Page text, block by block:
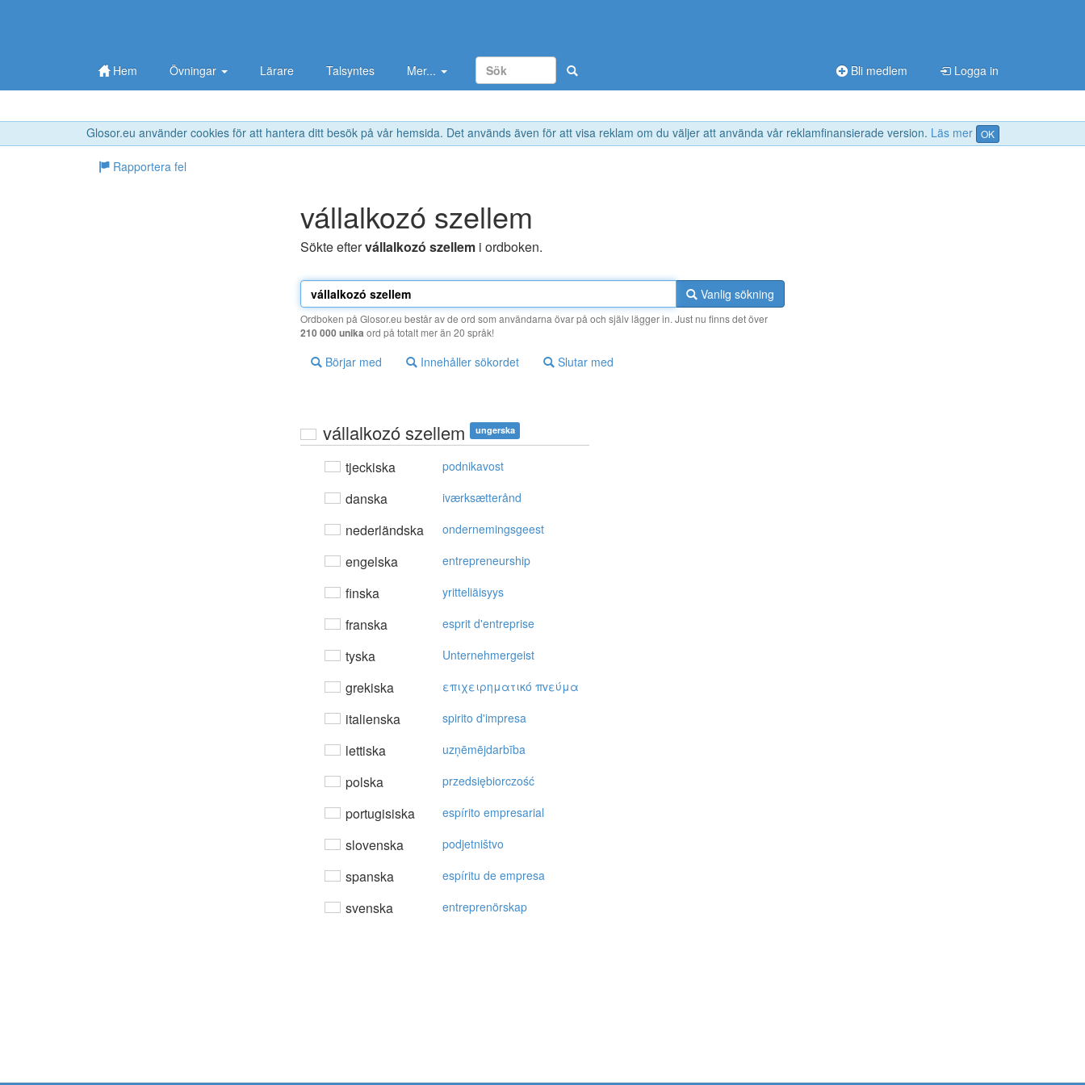
Glosor.eu använder cookies för att hantera ditt besök på vår hemsida. Det används även för att visa reklam om du väljer att använda vår reklamfinansierade version. Läs mer OK
Hem Övningar Lärare Talsyntes Mer... Bli medlem Logga in
Rapportera fel
vállalkozó szellem
Sökte eftervállalkozó szellem i ordboken.
Vanlig sökning
Ordboken på Glosor.eu består av de ord som användarna övar på och själv lägger in. Just nu finns det över
210 000 unika ord på totalt mer än 20 språk!
Börjar med Innehåller sökordet Slutar med
vállalkozó szellem ungerska
tjeckiska podnikavost
danska iværksætterånd
nederländska ondernemingsgeest
engelska entrepreneurship
finska yritteliäisyys
franska esprit d'entreprise
tyska Unternehmergeist
grekiska επιχειρηματικό πvεύμα
italienska spirito d'impresa
lettiska uzņēmējdarbība
polska przedsiębiorczość
portugisiska espírito empresarial
slovenska podjetništvo
spanska espíritu de empresa
svenska entreprenörskap